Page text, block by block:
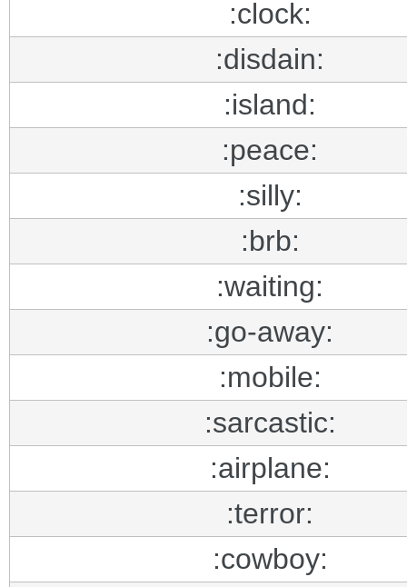
:clock:
:disdain:
:island:
:peace:
:silly:
:brb:
:waiting:
:go-away:
:mobile:
:sarcastic:
:airplane:
:terror:
:cowboy: